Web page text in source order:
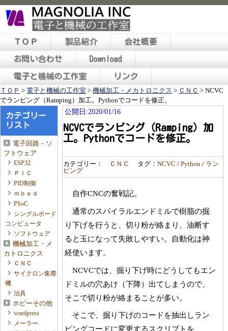
ＴＯＰ 製品紹介 会社概要
お問い合わせ Download
電子と機械の工作室 リンク
ＴＯＰ > 電子と機械の工作室 > 機械加工・メカトロニクス > ＣＮＣ > NCVC
でランピング（Ramping）加工。Pythonでコードを修正。
カテゴリー
リスト
電子回路・ソ
フトウェア
ESP32
ＰＩＣ
PID制御
ｍｂｅｄ
PSoC
シングルボード
コンピュータ
ソフトウェア
機械加工・メ
カトロニクス
ＣＮＣ
サイクロン集塵
機
治具
ホビーその他
wordpress
メーラー
公開日:2020/01/16
NCVCでランピング（Ramping）加
工。Pythonでコードを修正。
カテゴリー： ＣＮＣ タグ： NCVC / Python / ラン
ピング
自作CNCの奮戦記。
通常のスパイラルエンドミルで樹脂の掘
り下げを行うと、切り粉が絡まり、油断す
ると玉になって失敗しやすい。自動化は神
経使います。
NCVCでは、掘り下げ時にどうしてもエン
ドミルの穴あけ（下降）出てしまうので、
そこで切り粉が絡まることが多い。
そこで、掘り下げのコードを抽出しラン
ピングコードに変更するスクリプトを